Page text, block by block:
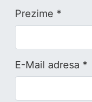
Prezime *
E-Mail adresa *